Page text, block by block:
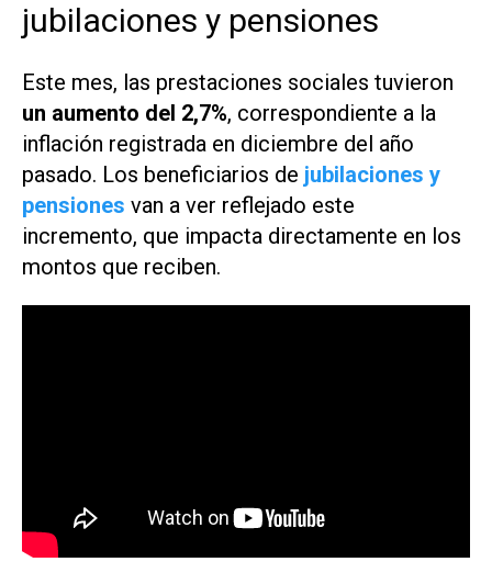
jubilaciones y pensiones
Este mes, las prestaciones sociales tuvieron
un aumento del 2,7%, correspondiente a la
inflación registrada en diciembre del año
pasado. Los beneficiarios de jubilaciones y
pensiones van a ver reflejado este
incremento, que impacta directamente en los
montos que reciben.